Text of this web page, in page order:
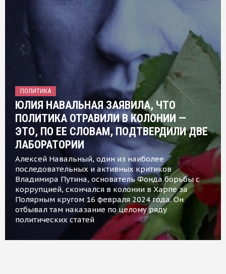
ПОЛИТИКА
ЮЛИЯ НАВАЛЬНАЯ ЗАЯВИЛА, ЧТО
ПОЛИТИКА ОТРАВИЛИ В КОЛОНИИ —
ЭТО, ПО ЕЕ СЛОВАМ, ПОДТВЕРДИЛИ ДВЕ
ЛАБОРАТОРИИ
Алексей Навальный, один из наиболее
последовательных и активных критиков
Владимира Путина, основатель Фонда борьбы с
коррупцией, скончался в колонии в Харпе за
Полярным кругом 16 февраля 2024 года. Он
отбывал там наказание по целому ряду
политических статей